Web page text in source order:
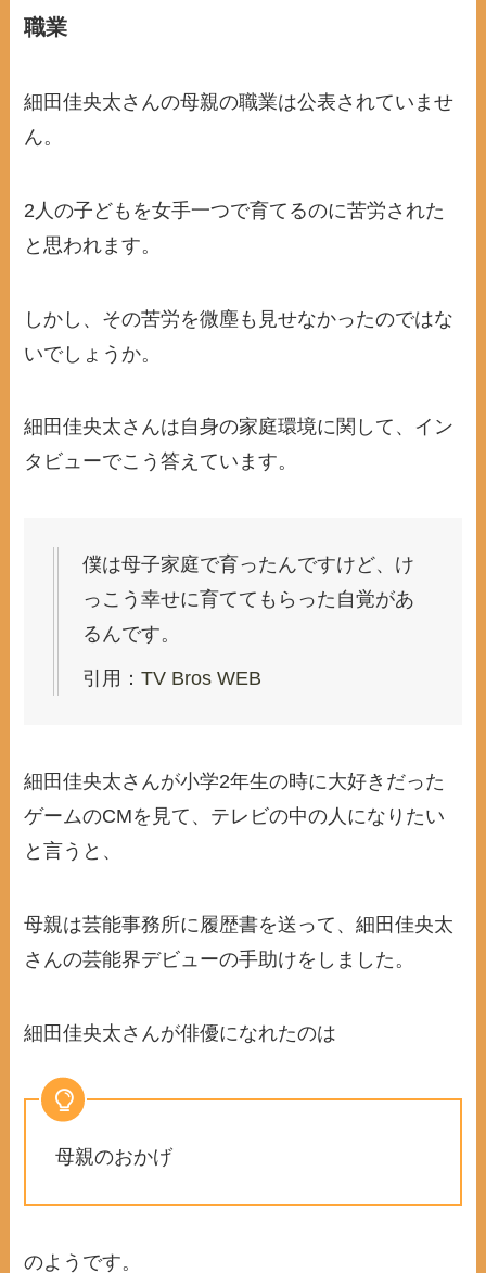
職業
細田佳央太さんの母親の職業は公表されていませ
ん。
2人の子どもを女手一つで育てるのに苦労された
と思われます。
しかし、その苦労を微塵も見せなかったのではな
いでしょうか。
細田佳央太さんは自身の家庭環境に関して、イン
タビューでこう答えています。
僕は母子家庭で育ったんですけど、け
っこう幸せに育ててもらった自覚があ
るんです。
引用：TV Bros WEB
細田佳央太さんが小学2年生の時に大好きだった
ゲームのCMを見て、テレビの中の人になりたい
と言うと、
母親は芸能事務所に履歴書を送って、細田佳央太
さんの芸能界デビューの手助けをしました。
細田佳央太さんが俳優になれたのは
母親のおかげ
のようです。